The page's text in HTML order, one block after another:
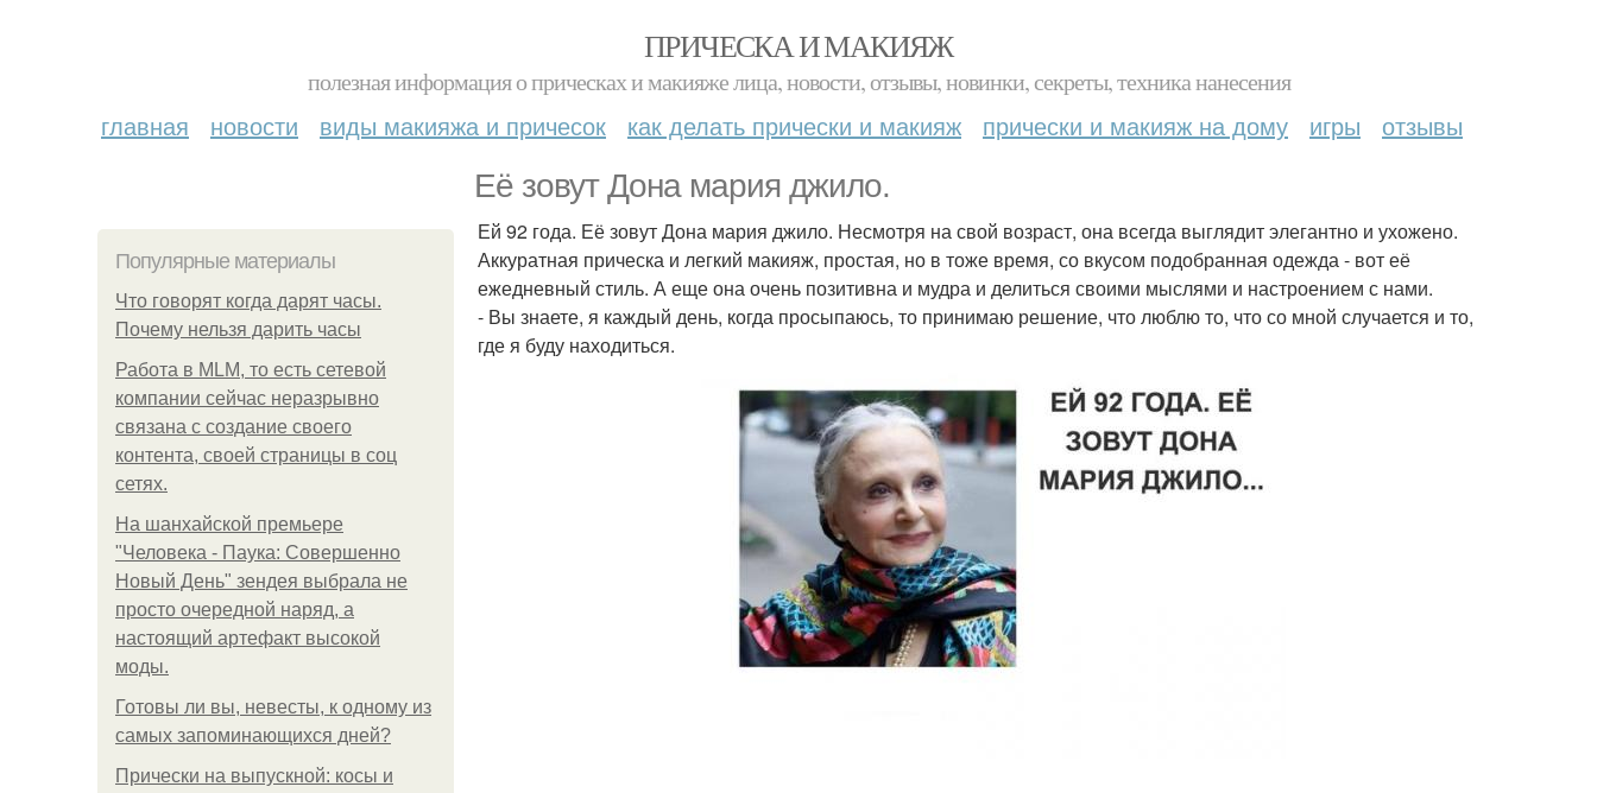
ПРИЧЕСКА И МАКИЯЖ
полезная информация о прическах и макияже лица, новости, отзывы, новинки, секреты, техника нанесения
главная новости виды макияжа и причесок как делать прически и макияж прически и макияж на дому игры отзывы
Её зовут Дона мария джило.
Популярные материалы
Что говорят когда дарят часы.
Почему нельзя дарить часы
Работа в MLM, то есть сетевой
компании сейчас неразрывно
связана с создание своего
контента, своей страницы в соц
сетях.
На шанхайской премьере
"Человека - Паука: Совершенно
Новый День" зендея выбрала не
просто очередной наряд, а
настоящий артефакт высокой
моды.
Готовы ли вы, невесты, к одному из
самых запоминающихся дней?
Прически на выпускной: косы и
Ей 92 года. Её зовут Дона мария джило. Несмотря на свой возраст, она всегда выглядит элегантно и ухожено.
Аккуратная прическа и легкий макияж, простая, но в тоже время, со вкусом подобранная одежда - вот её
ежедневный стиль. А еще она очень позитивна и мудра и делиться своими мыслями и настроением с нами.
- Вы знаете, я каждый день, когда просыпаюсь, то принимаю решение, что люблю то, что со мной случается и то,
где я буду находиться.